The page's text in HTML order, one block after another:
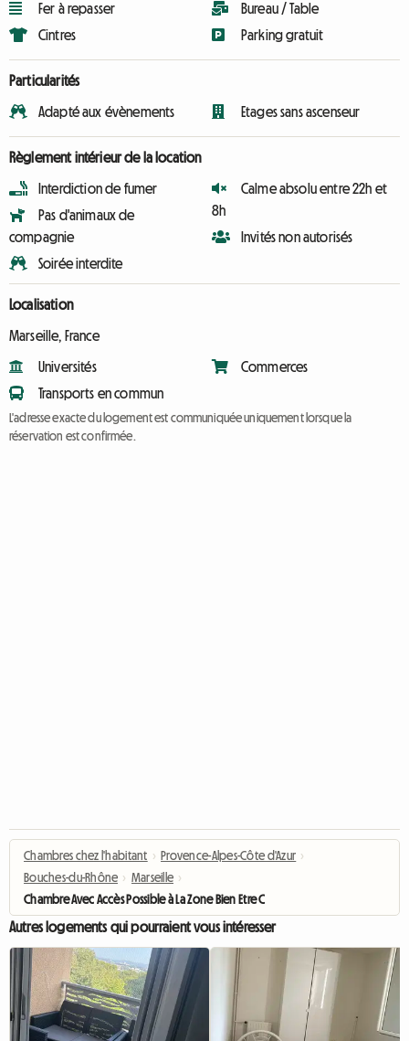
Fer à repasser
Cintres
Bureau / Table
Parking gratuit
Particularités
Adapté aux évènements Etages sans ascenseur
Règlement intérieur de la location
Interdiction de fumer
Pas d'animaux de
compagnie
Soirée interdite
Calme absolu entre 22h et
8h
Invités non autorisés
Localisation
Marseille, France
Universités
Transports en commun
Commerces
L'adresse exacte du logement est communiquée uniquement lorsque la
réservation est confirmée.
Chambres chez l'habitant › Provence-Alpes-Côte d'Azur ›
Bouches-du-Rhône › Marseille ›
Chambre Avec Accès Possible à La Zone Bien Etre Couvert
Autres logements qui pourraient vous intéresser